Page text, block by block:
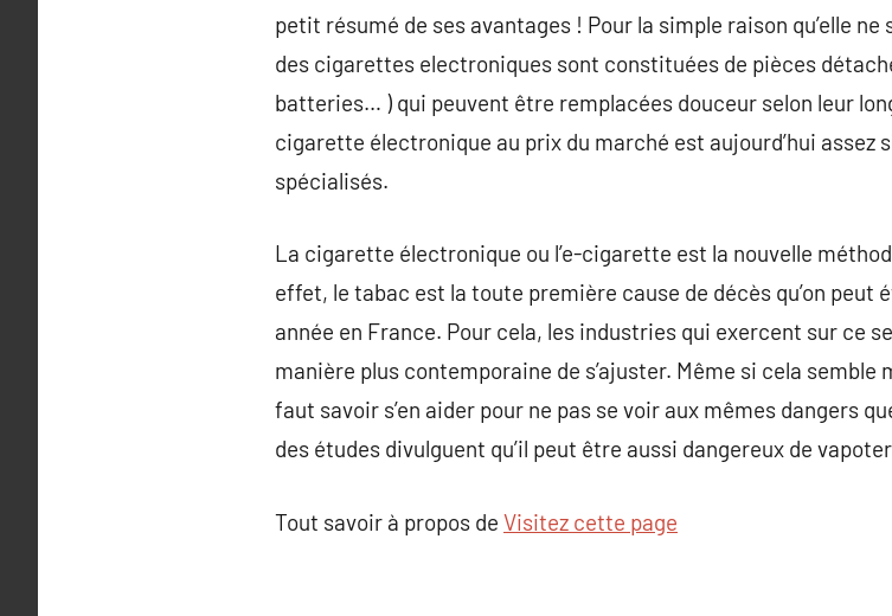
petit résumé de ses avantages ! Pour la simple raison qu’elle
des cigarettes electroniques sont constituées de pièces
batteries… ) qui peuvent être remplacées douceur selon leur
cigarette électronique au prix du marché est aujourd’hui assez
spécialisés.
La cigarette électronique ou l’e-cigarette est la nouvelle
effet, le tabac est la toute première cause de décès qu’on peut
année en France. Pour cela, les industries qui exercent sur ce
manière plus contemporaine de s’ajuster. Même si cela semble
faut savoir s’en aider pour ne pas se voir aux mêmes dangers
des études divulguent qu’il peut être aussi dangereux de
Tout savoir à propos de Visitez cette page